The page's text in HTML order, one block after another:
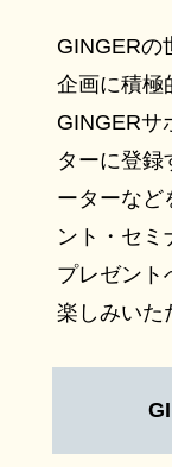
GINGERの
企画に積極
GINGERサ
ターに登録
ーターなど
ント・セミ
プレゼント
楽しみいた